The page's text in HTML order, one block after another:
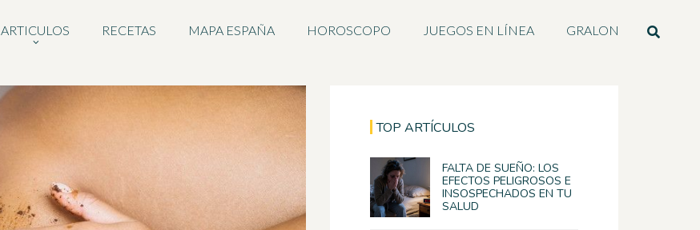
ARTICULOS RECETAS MAPA ESPAÑA HOROSCOPO JUEGOS EN LÍNEA GRALON
TOP ARTÍCULOS
FALTA DE SUEÑO: LOS
EFECTOS PELIGROSOS E
INSOSPECHADOS EN TU
SALUD